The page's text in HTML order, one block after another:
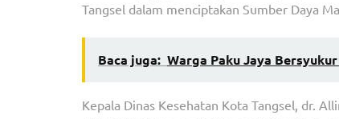
Tangsel dalam menciptakan Sumber Daya
Baca juga: Warga Paku Jaya
Kepala Dinas Kesehatan Kota Tangsel, dr.